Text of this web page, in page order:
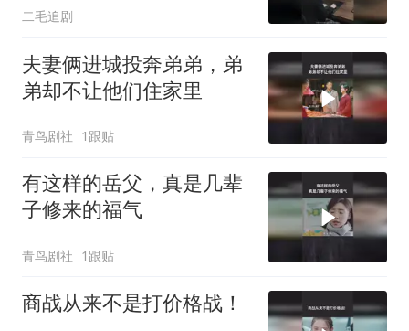
二毛追剧
夫妻俩进城投奔弟弟，弟
弟却不让他们住家里
青鸟剧社 1跟贴
有这样的岳父，真是几辈
子修来的福气
青鸟剧社 1跟贴
商战从来不是打价格战！